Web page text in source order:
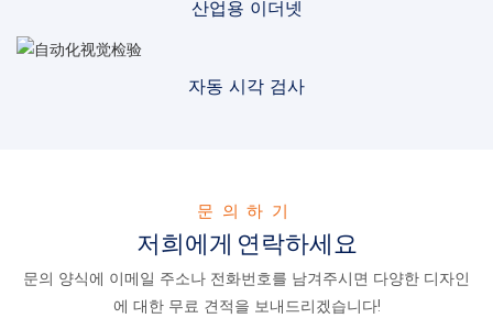
산업용 이더넷
자동 시각 검사
문의하기
저희에게 연락하세요
문의 양식에 이메일 주소나 전화번호를 남겨주시면 다양한 디자인
에 대한 무료 견적을 보내드리겠습니다!